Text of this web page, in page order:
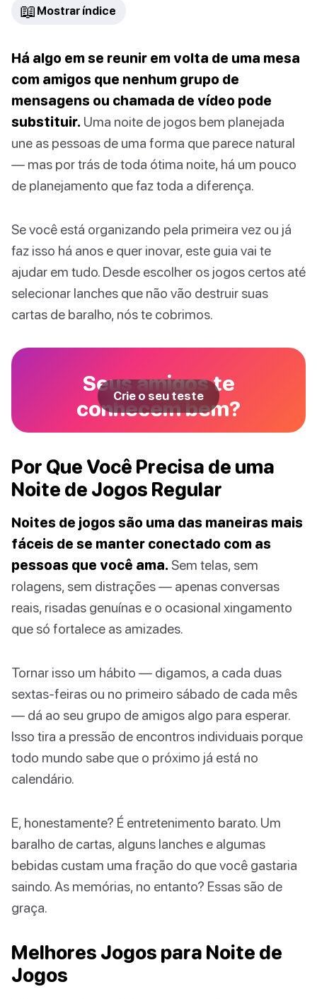
📖 Mostrar índice
Há algo em se reunir em volta de uma mesa
com amigos que nenhum grupo de
mensagens ou chamada de vídeo pode
substituir. Uma noite de jogos bem planejada
une as pessoas de uma forma que parece natural
— mas por trás de toda ótima noite, há um pouco
de planejamento que faz toda a diferença.
Se você está organizando pela primeira vez ou já
faz isso há anos e quer inovar, este guia vai te
ajudar em tudo. Desde escolher os jogos certos até
selecionar lanches que não vão destruir suas
cartas de baralho, nós te cobrimos.
Seus amigos te
conhecem bem?
Crie o seu teste
Por Que Você Precisa de uma
Noite de Jogos Regular
Noites de jogos são uma das maneiras mais
fáceis de se manter conectado com as
pessoas que você ama. Sem telas, sem
rolagens, sem distrações — apenas conversas
reais, risadas genuínas e o ocasional xingamento
que só fortalece as amizades.
Tornar isso um hábito — digamos, a cada duas
sextas-feiras ou no primeiro sábado de cada mês
— dá ao seu grupo de amigos algo para esperar.
Isso tira a pressão de encontros individuais porque
todo mundo sabe que o próximo já está no
calendário.
E, honestamente? É entretenimento barato. Um
baralho de cartas, alguns lanches e algumas
bebidas custam uma fração do que você gastaria
saindo. As memórias, no entanto? Essas são de
graça.
Melhores Jogos para Noite de
Jogos